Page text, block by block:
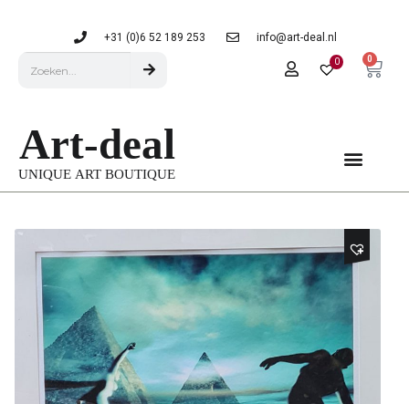
+31 (0)6 52 189 253 info@art-deal.nl
0 0